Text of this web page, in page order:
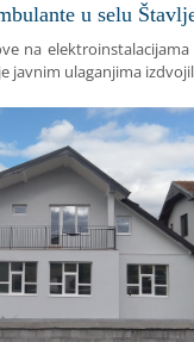
u selu
na
javnim ulaganjima